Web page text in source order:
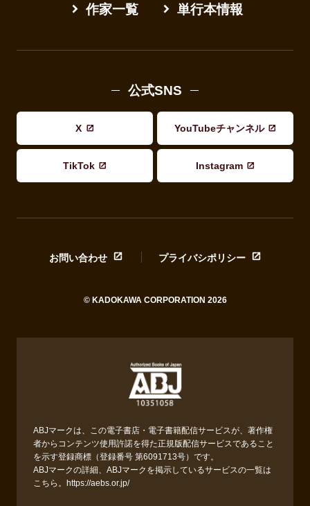
作家一覧 単行本情報
公式SNS
X YouTubeチャンネル
TikTok Instagram
お問い合わせ プライバシポリシー
© KADOKAWA CORPORATION 2026
ABJマークは、この電子書店・電子書籍配信サービスが、著作権
者からコンテンツ使用許諾を得た正規版配信サービスであること
を示す登録商標（登録番号 第6091713号）です。
ABJマークの詳細、ABJマークを掲示しているサービスの一覧は
こちら。
https://aebs.or.jp/